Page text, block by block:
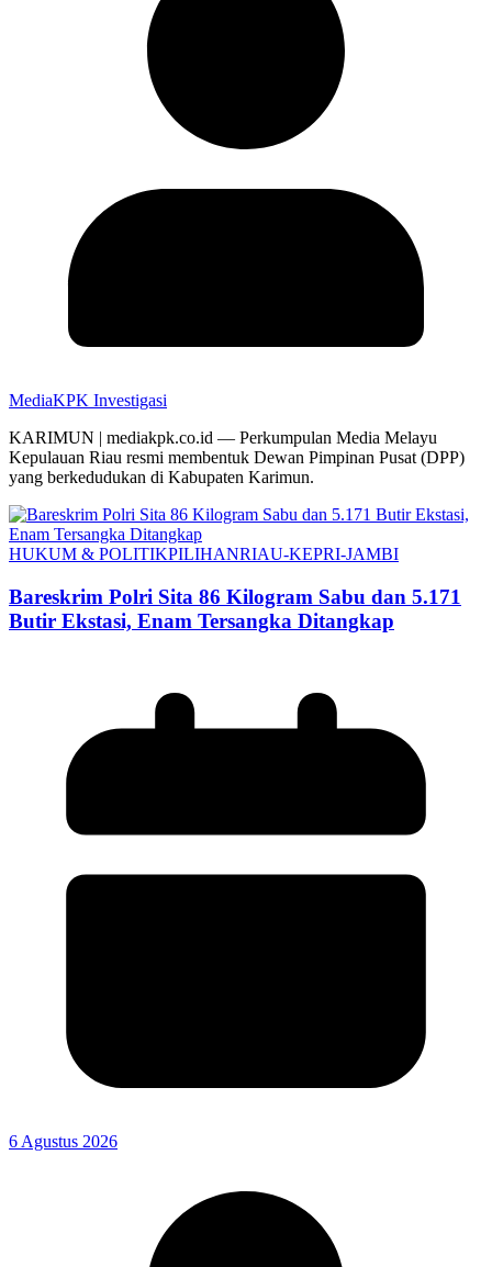
MediaKPK Investigasi
KARIMUN | mediakpk.co.id — Perkumpulan Media Melayu
Kepulauan Riau resmi membentuk Dewan Pimpinan Pusat (DPP)
yang berkedudukan di Kabupaten Karimun.
HUKUM & POLITIKPILIHANRIAU-KEPRI-JAMBI
Bareskrim Polri Sita 86 Kilogram Sabu dan 5.171
Butir Ekstasi, Enam Tersangka Ditangkap
6 Agustus 2026